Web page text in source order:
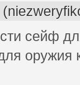
сейф
оружия